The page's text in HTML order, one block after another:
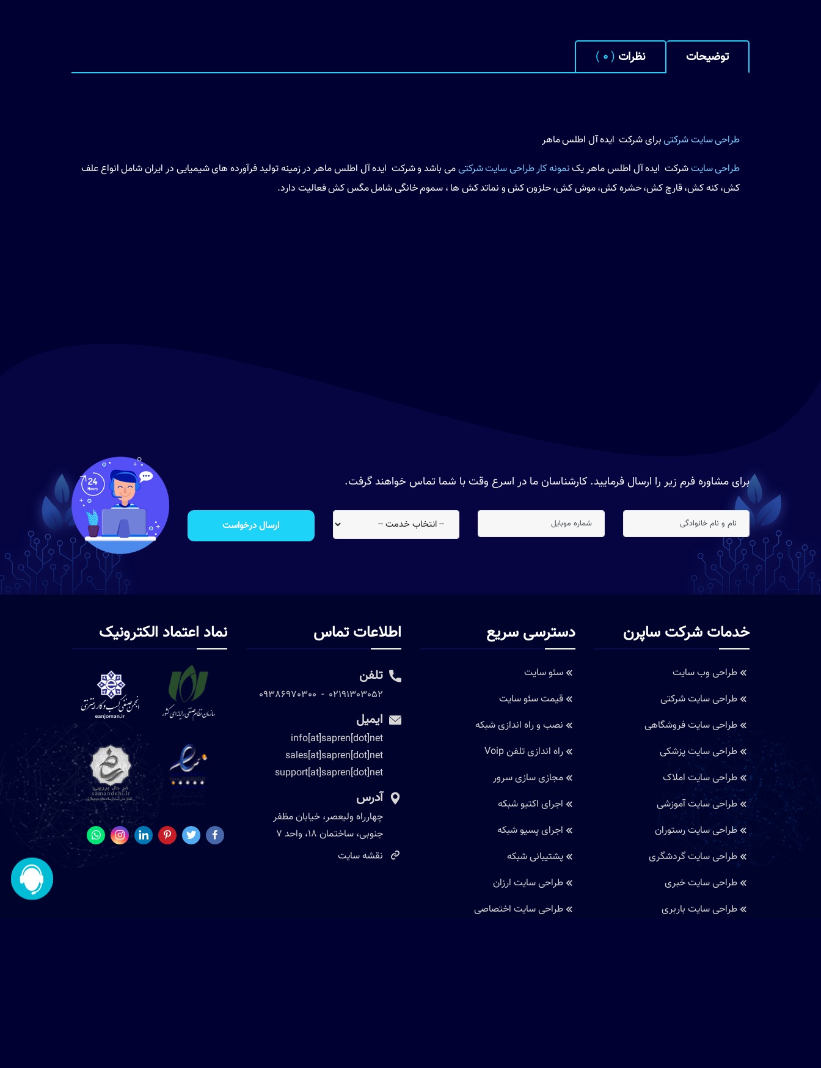
توضیحات نظرات (
0
)
طراحی سایت شرکتیبرای شرکت ایده آل اطلس ماهر
طراحی سایتشرکت ایده آل اطلس ماهر یکنمونه کار طراحی سایت شرکتیمی باشد و شرکت ایده آل اطلس ماهر در زمینه تولید فرآورده های شیمیایی در ایران شامل انواع علف
کش، کنه کش، قارچ کش، حشره کش، موش کش، حلزون کش و نماتد کش ها ، سموم خانگی شامل مگس کش فعالیت دارد.
برای مشاوره فرم زیر را ارسال فرمایید. کارشناسان ما در اسرع وقت با شما تماس خواهند گرفت.
ارسال درخواست
خدمات شرکت ساپرن
طراحی وب سایت
طراحی سایت شرکتی
طراحی سایت فروشگاهی
طراحی سایت پزشکی
طراحی سایت املاک
طراحی سایت آموزشی
طراحی سایت رستوران
طراحی سایت گردشگری
طراحی سایت خبری
طراحی سایت باربری
دسترسی سریع
سئو سایت
قیمت سئو سایت
نصب و راه اندازی شبکه
راه اندازی تلفن Voip
مجازی سازی سرور
اجرای اکتیو شبکه
اجرای پسیو شبکه
پشتیبانی شبکه
طراحی سایت ارزان
طراحی سایت اختصاصی
اطلاعات تماس
تلفن
02191303052
-
09386970300
ایمیل
info[at]sapren[dot]net
sales[at]sapren[dot]net
support[at]sapren[dot]net
آدرس
چهارراه ولیعصر، خیابان مظفر
جنوبی، ساختمان 18، واحد 7
نقشه سایت
نماد اعتماد الکترونیک